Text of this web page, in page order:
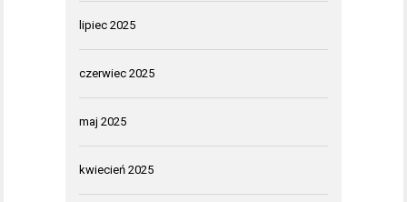
lipiec 2025
czerwiec 2025
maj 2025
kwiecień 2025